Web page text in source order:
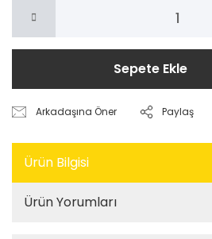
Sepete Ekle
Arkadaşına Öner Paylaş
Ürün Bilgisi
Ürün Yorumları